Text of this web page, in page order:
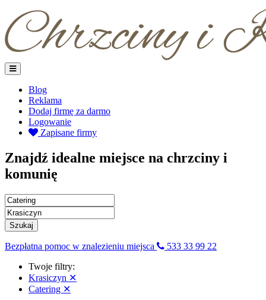
Blog
Reklama
Dodaj firmę za darmo
Logowanie
Zapisane firmy
Znajdź idealne miejsce na chrzciny i
komunię
Szukaj
Bezpłatna pomoc w znalezieniu miejsca
533 33 99 22
Twoje filtry:
Krasiczyn ✕
Catering ✕